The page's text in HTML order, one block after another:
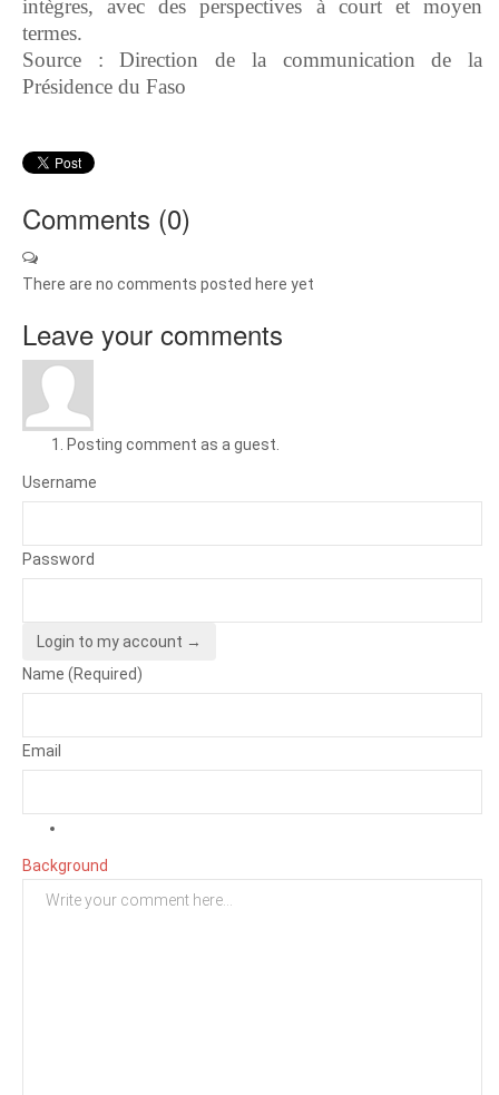
intègres, avec des perspectives à court et moyen
termes.
Source : Direction de la communication de la
Présidence du Faso
Comments (0)
There are no comments posted here yet
Leave your comments
Posting comment as a guest.
Username
Password
Login to my account →
Name (Required)
Email
Background